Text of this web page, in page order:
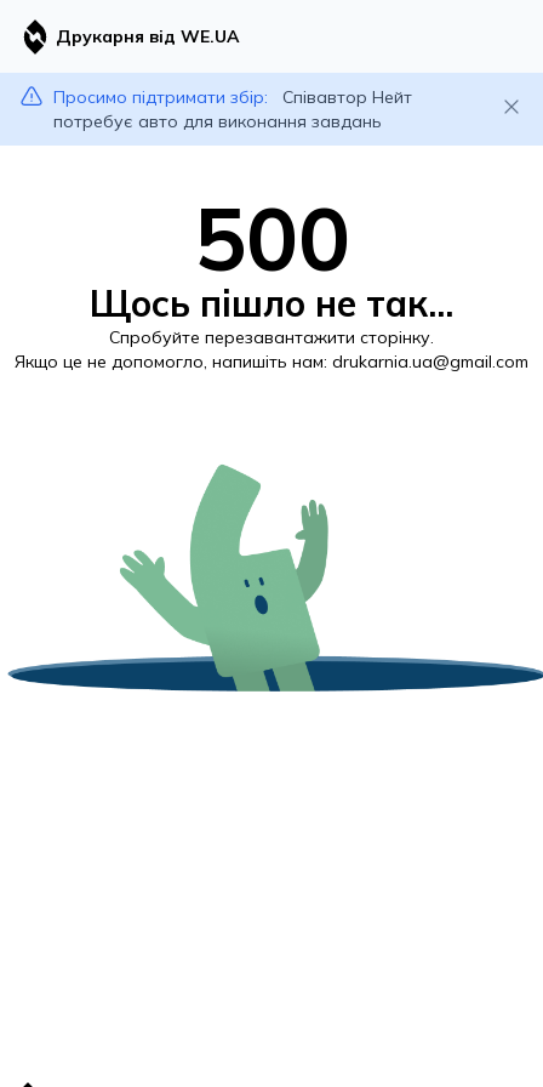
Друкарня від WE.UA
Просимо підтримати збір:
Співавтор Нейт
потребує авто для виконання завдань
500
Щось пішло не так...
Спробуйте перезавантажити сторінку.
Якщо це не допомогло, напишіть нам: drukarnia.ua@gmail.com